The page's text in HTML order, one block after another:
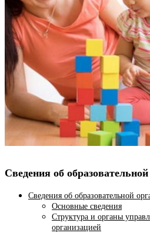
Сведения об
Сведения об образовательной
Основные сведения
Структура и органы
организацией